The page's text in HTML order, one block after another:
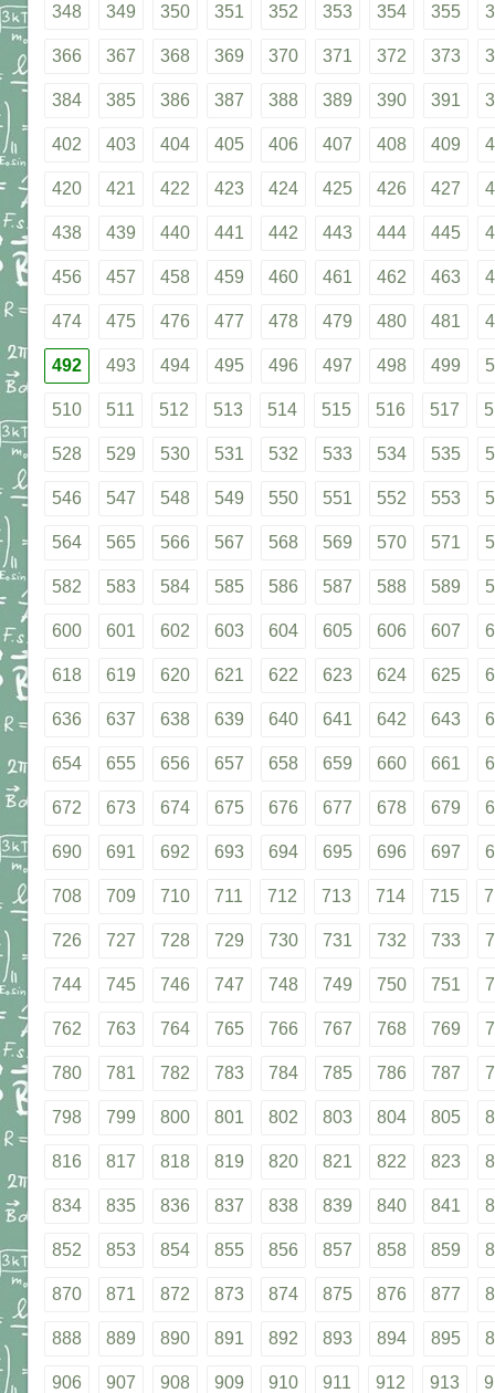
348 349 350 351 352 353 354 355
366 367 368 369 370 371 372 373
384 385 386 387 388 389 390 391
402 403 404 405 406 407 408 409
420 421 422 423 424 425 426 427
438 439 440 441 442 443 444 445
456 457 458 459 460 461 462 463
474 475 476 477 478 479 480 481
492 493 494 495 496 497 498 499
510 511 512 513 514 515 516 517
528 529 530 531 532 533 534 535
546 547 548 549 550 551 552 553
564 565 566 567 568 569 570 571
582 583 584 585 586 587 588 589
600 601 602 603 604 605 606 607
618 619 620 621 622 623 624 625
636 637 638 639 640 641 642 643
654 655 656 657 658 659 660 661
672 673 674 675 676 677 678 679
690 691 692 693 694 695 696 697
708 709 710 711 712 713 714 715
726 727 728 729 730 731 732 733
744 745 746 747 748 749 750 751
762 763 764 765 766 767 768 769
780 781 782 783 784 785 786 787
798 799 800 801 802 803 804 805
816 817 818 819 820 821 822 823
834 835 836 837 838 839 840 841
852 853 854 855 856 857 858 859
870 871 872 873 874 875 876 877
888 889 890 891 892 893 894 895
906 907 908 909 910 911 912 913